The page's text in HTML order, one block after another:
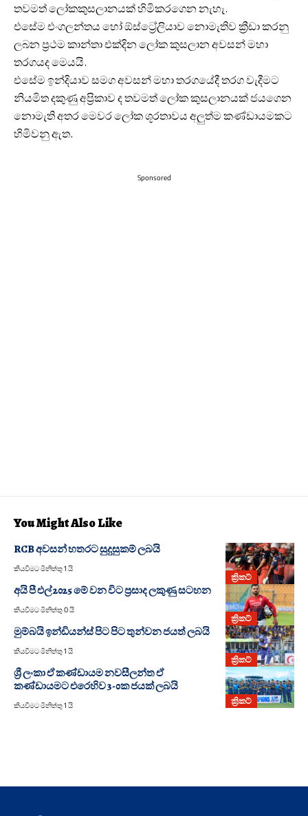
තවමත් ලෝකකුසලානයක් හිමිකරගෙන නැහැ.
එසේම එංගලන්තය හෝ ඕස්ට්‍රේලියාව නොමැතිව ක්‍රීඩා කරනු
ලබන ප්‍රථම කාන්තා එක්දින ලෝක කුසලාන අවසන් මහා
තරගයද මෙයයි.
එසේම ඉන්දියාව සමග අවසන් මහා තරගයේදී තරග වැදීමට
නියමිත දකුණු අප්‍රිකාව ද තවමත් ලෝක කුසලානයක් ජයගෙන
නොමැති අතර මෙවර ලෝක ශූරතාවය අලුත්ම කණ්ඩායමකට
හිමිවනු ඇත.
Sponsored
You Might Also Like
ක්‍රිකට්
RCB අවසන් හතරට සුදුසුකම් ලබයි
කියවීමට මිනිත්තු 1 යි
ක්‍රිකට්
අයි පී එල් 2025 මේ වන විට ප්‍රසාද ලකුණු සටහන
කියවීමට මිනිත්තු 0 යි
ක්‍රිකට්
මුම්බයි ඉන්ඩියන්ස් පිට පිට තුන්වන ජයත් ලබයි
කියවීමට මිනිත්තු 1 යි
ක්‍රිකට්
ශ්‍රී ලංකා ඒ කණ්ඩායම නවසීලන්ත ඒ
කණ්ඩායමට එරෙහිව 3-0ක ජයක් ලබයි
කියවීමට මිනිත්තු 1 යි